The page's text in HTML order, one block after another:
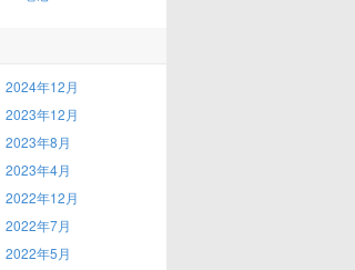
2024年12月
2023年12月
2023年8月
2023年4月
2022年12月
2022年7月
2022年5月